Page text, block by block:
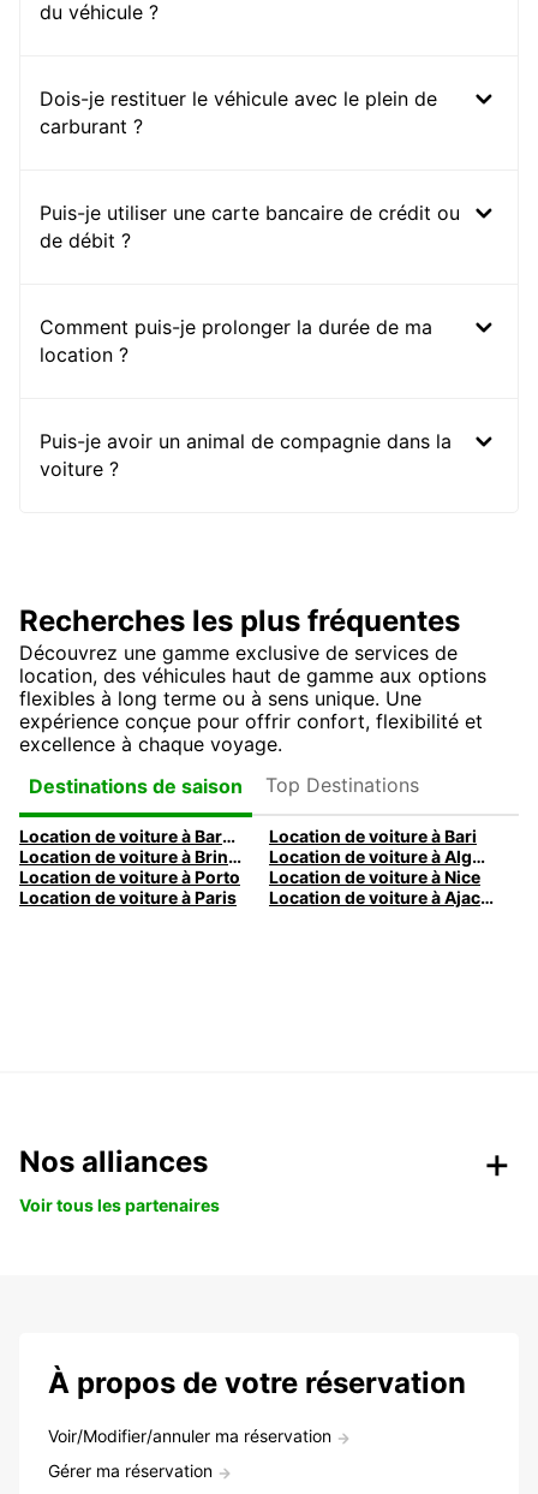
du véhicule ?
Dois-je restituer le véhicule avec le plein de
carburant ?
Puis-je utiliser une carte bancaire de crédit ou
de débit ?
Comment puis-je prolonger la durée de ma
location ?
Puis-je avoir un animal de compagnie dans la
voiture ?
Recherches les plus fréquentes
Découvrez une gamme exclusive de services de
location, des véhicules haut de gamme aux options
flexibles à long terme ou à sens unique. Une
expérience conçue pour offrir confort, flexibilité et
excellence à chaque voyage.
Destinations de saison
Top Destinations
Location de voiture à Barcelone
Location de voiture à Bari
Location de voiture à Brindisi
Location de voiture à Alghero
Location de voiture à Porto
Location de voiture à Nice
Location de voiture à Paris
Location de voiture à Ajaccio
Nos alliances
Voir tous les partenaires
À propos de votre réservation
Voir/Modifier/annuler ma réservation
Gérer ma réservation